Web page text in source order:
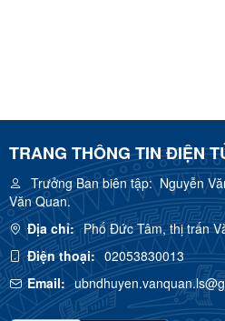
TRANG THÔNG TIN ĐIỆN
Trưởng Ban biên tập:Nguyễn
Văn Quan.
Địa chỉ: Phố Đức Tâm, thị trấn
Điện thoại: 02053830013
Email: